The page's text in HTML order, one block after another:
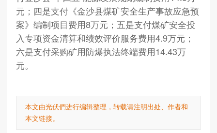
元；四是支付《金沙县煤矿安全生产事故应急预
案》编制项目费用8万元；五是支付煤矿安全投
入专项资金清算和绩效评价服务费用4.9万元；
六是支付采购矿用防爆执法终端费用14.43万
元。
本文由光伏們进行编辑整理，转载请注明出处、作者和
本文链接。